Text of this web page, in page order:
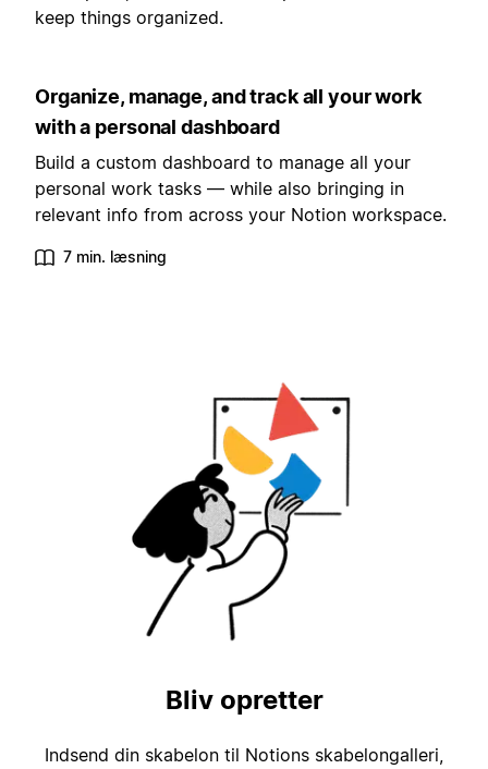
keep things organized.
Organize, manage, and track all your work
with a personal dashboard
Build a custom dashboard to manage all your
personal work tasks — while also bringing in
relevant info from across your Notion workspace.
7 min. læsning
Bliv opretter
Indsend din skabelon til Notions skabelongalleri,